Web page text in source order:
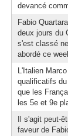
devancé
Fabio
deux jours du
s'est classé
abordé ce
L'Italien
qualificatifs
que les
les 5e et 9e
Il s'agit peut-
faveur de